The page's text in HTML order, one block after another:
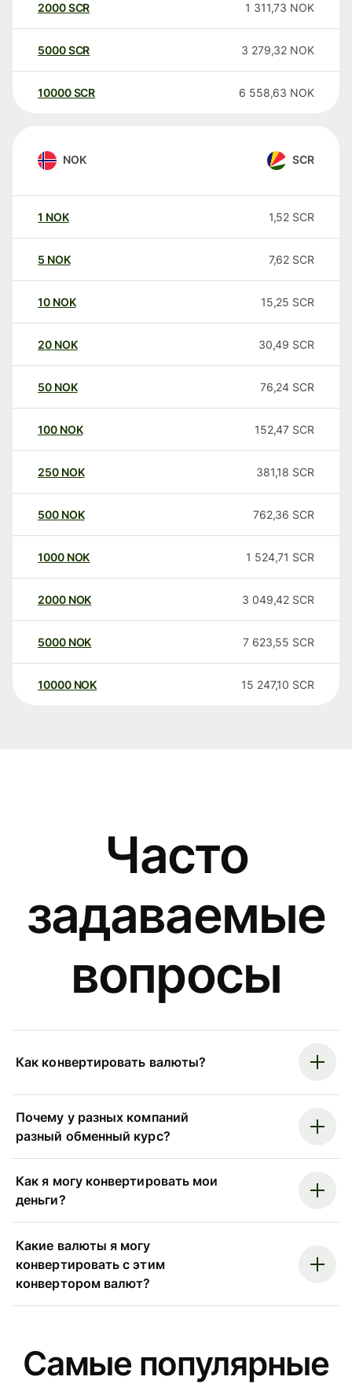
2000SCR 1 311,73 NOK
5000SCR 3 279,32 NOK
10000 SCR 6 558,63 NOK
NOK SCR
1 NOK 1,52 SCR
5 NOK 7,62 SCR
10 NOK 15,25 SCR
20 NOK 30,49 SCR
50 NOK 76,24 SCR
100 NOK 152,47 SCR
250 NOK 381,18 SCR
500 NOK 762,36 SCR
1000 NOK 1 524,71 SCR
2000 NOK 3 049,42 SCR
5000 NOK 7 623,55 SCR
10000 NOK 15 247,10 SCR
Часто
задаваемые
вопросы
Как конвертировать валюты?
Почему у разных компаний
разный обменный курс?
Как я могу конвертировать мои
деньги?
Какие валюты я могу
конвертировать с этим
конвертором валют?
Самые популярные